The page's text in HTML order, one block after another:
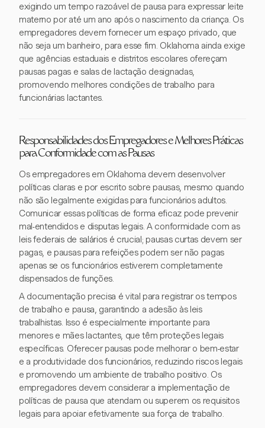
exigindo um tempo razoável de pausa para expressar leite
materno por até um ano após o nascimento da criança. Os
empregadores devem fornecer um espaço privado, que
não seja um banheiro, para esse fim. Oklahoma ainda exige
que agências estaduais e distritos escolares ofereçam
pausas pagas e salas de lactação designadas,
promovendo melhores condições de trabalho para
funcionárias lactantes.
Responsabilidades dos Empregadores e Melhores Práticas
para Conformidade com as Pausas
Os empregadores em Oklahoma devem desenvolver
políticas claras e por escrito sobre pausas, mesmo quando
não são legalmente exigidas para funcionários adultos.
Comunicar essas políticas de forma eficaz pode prevenir
mal-entendidos e disputas legais. A conformidade com as
leis federais de salários é crucial; pausas curtas devem ser
pagas, e pausas para refeições podem ser não pagas
apenas se os funcionários estiverem completamente
dispensados de funções.
A documentação precisa é vital para registrar os tempos
de trabalho e pausa, garantindo a adesão às leis
trabalhistas. Isso é especialmente importante para
menores e mães lactantes, que têm proteções legais
específicas. Oferecer pausas pode melhorar o bem-estar
e a produtividade dos funcionários, reduzindo riscos legais
e promovendo um ambiente de trabalho positivo. Os
empregadores devem considerar a implementação de
políticas de pausa que atendam ou superem os requisitos
legais para apoiar efetivamente sua força de trabalho.